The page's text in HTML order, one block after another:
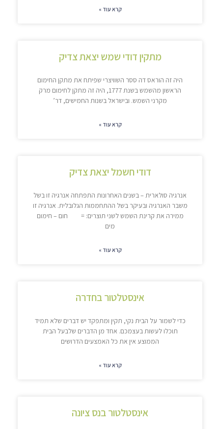
קרא עוד »
מתקין דודי שמש יצאת צדיק
היה זה הוראס דה ססר השוויצרי שפיתח את מתקן החימום
הראשון מהשמש בשנת 1777, היה זה מתקן לחימום מרק
מקרני השמש. ובישראל בשנות החמישים, דר’
קרא עוד »
דודי חשמל יצאת צדיק
אנרגיה סולארית – בשנים האחרונות התפתחה אנרגיה זו בשל
משבר האנרגיה ובעיקר בשל ההתחממות הגלובלית. אנרגיה זו
ממירה את קרינת השמש לשני תוצרים: = חום – חימום
מים
קרא עוד »
אינסטלטור בחדרה
כדי לשמור על הבית נקי, תקין ומתפקד יש דברים שלא תמיד
תוכלו לעשות בעצמכם. אחד מן הדברים שלבעל הבית
הממוצע אין את כל האמצעים הדרושים
קרא עוד »
אינסטלטור בנס ציונה